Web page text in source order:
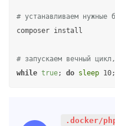
# устанавливаем нужные
composer install
# запускаем вечный
while true; do sleep 10;
.docker/